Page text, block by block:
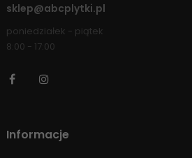
sklep@abcplytki.pl
poniedziałek - piątek
8:00 - 17:00
Facebook
Informacje